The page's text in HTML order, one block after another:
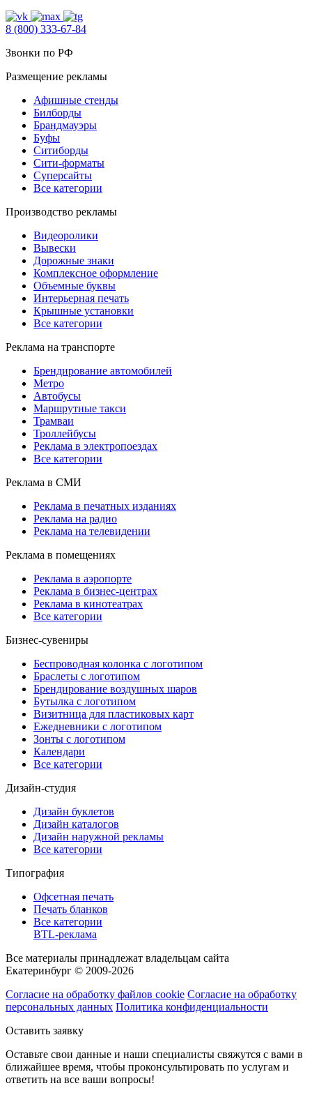
8 (800) 333-67-84
Звонки по РФ
Размещение рекламы
Афишные стенды
Билборды
Брандмауэры
Буфы
Ситиборды
Сити-форматы
Суперсайты
Все категории
Производство рекламы
Видеоролики
Вывески
Дорожные знаки
Комплексное оформление
Объемные буквы
Интерьерная печать
Крышные установки
Все категории
Реклама на транспорте
Брендирование автомобилей
Метро
Автобусы
Маршрутные такси
Трамваи
Троллейбусы
Реклама в электропоездах
Все категории
Реклама в СМИ
Реклама в печатных изданиях
Реклама на радио
Реклама на телевидении
Реклама в помещениях
Реклама в аэропорте
Реклама в бизнес-центрах
Реклама в кинотеатрах
Все категории
Бизнес-сувениры
Беспроводная колонка с логотипом
Браслеты с логотипом
Брендирование воздушных шаров
Бутылка с логотипом
Визитница для пластиковых карт
Ежедневники с логотипом
Зонты с логотипом
Календари
Все категории
Дизайн-студия
Дизайн буклетов
Дизайн каталогов
Дизайн наружной рекламы
Все категории
Типография
Офсетная печать
Печать бланков
Все категории
BTL-реклама
Все материалы принадлежат владельцам сайта
Екатеринбург © 2009-2026
Согласие на обработку файлов cookie Согласие на обработку
персональных данных Политика конфиденциальности
Оставить заявку
Оставьте свои данные и наши специалисты свяжутся с вами в
ближайшее время, чтобы проконсультировать по услугам и
ответить на все ваши вопросы!